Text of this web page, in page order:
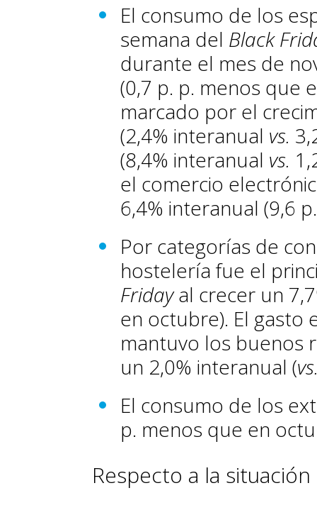
El consumo de los
semana del Black
durante el mes de
(0,7 p. p. menos que
marcado por el
(2,4% interanual vs.
(8,4% interanual vs.
el comercio
6,4% interanual (9,6
Por categorías de
hostelería fue el
Fridayal crecer un
en octubre). El gasto
mantuvo los buenos
un 2,0% interanual (
El consumo de los
p. menos que en
Respecto a la